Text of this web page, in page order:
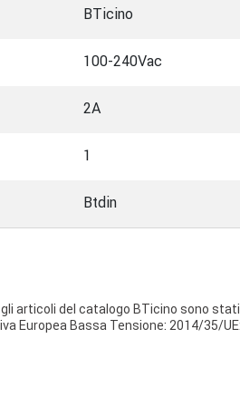
BTicino
100-240Vac
2A
1
Btdin
articoli del catalogo BTicino sono
Europea Bassa Tensione: 2014/35/
di compatibilità elettromagnetica
alla 1995/5/CE: 9 Marzo 1999 «